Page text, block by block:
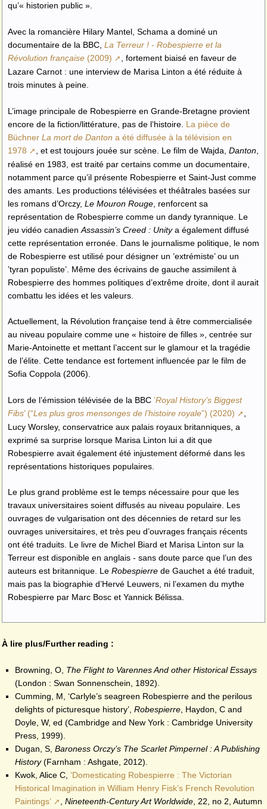
qu’« historien public ».
Avec la romancière Hilary Mantel, Schama a dominé un
documentaire de la BBC, La Terreur ! - Robespierre et la
Révolution française(2009)
, fortement biaisé en faveur de
Lazare Carnot : une interview de Marisa Linton a été réduite à
trois minutes à peine.
L’image principale de Robespierre en Grande-Bretagne provient
encore de la fiction/littérature, pas de l’histoire. La pièce de
Büchner La mort de Danton a été diffusée à la télévision en
1978
, et est toujours jouée sur scène. Le film de Wajda, Danton,
réalisé en 1983, est traité par certains comme un documentaire,
notamment parce qu’il présente Robespierre et Saint-Just comme
des amants. Les productions télévisées et théâtrales basées sur
les romans d’Orczy, Le Mouron Rouge, renforcent sa
représentation de Robespierre comme un dandy tyrannique. Le
jeu vidéo canadien Assassin’s Creed : Unitya également diffusé
cette représentation erronée. Dans le journalisme politique, le nom
de Robespierre est utilisé pour désigner un ’extrémiste’ ou un
’tyran populiste’. Même des écrivains de gauche assimilent à
Robespierre des hommes politiques d’extrême droite, dont il aurait
combattu les idées et les valeurs.
Actuellement, la Révolution française tend à être commercialisée
au niveau populaire comme une « histoire de filles », centrée sur
Marie-Antoinette et mettant l’accent sur le glamour et la tragédie
de l’élite. Cette tendance est fortement influencée par le film de
Sofia Coppola (2006).
Lors de l’émission télévisée de la BBC ’Royal History’s Biggest
Fibs’ (“Les plus gros mensonges de l’histoire royale”) (2020)
Lucy Worsley, conservatrice aux palais royaux britanniques, a
exprimé sa surprise lorsque Marisa Linton lui a dit que
Robespierre avait également été injustement déformé dans les
représentations historiques populaires.
Le plus grand problème est le temps nécessaire pour que les
travaux universitaires soient diffusés au niveau populaire. Les
ouvrages de vulgarisation ont des décennies de retard sur les
ouvrages universitaires, et très peu d’ouvrages français récents
ont été traduits. Le livre de Michel Biard et Marisa Linton sur la
Terreur est disponible en anglais - sans doute parce que l’un des
auteurs est britannique. Le Robespierrede Gauchet a été traduit,
mais pas la biographie d’Hervé Leuwers, ni l’examen du mythe
Robespierre par Marc Bosc et Yannick Bélissa.
À lire plus/Further reading :
Browning, O, The Flight to Varennes And other Historical Essays
(London : Swan Sonnenschein, 1892).
Cumming, M, ‘Carlyle’s seagreen Robespierre and the perilous
delights of picturesque history’, Robespierre, Haydon, C and
Doyle, W, ed (Cambridge and New York : Cambridge University
Press, 1999).
Dugan, S, Baroness Orczy’s The Scarlet Pimpernel : A Publishing
History(Farnham : Ashgate, 2012).
Kwok, Alice C, ’Domesticating Robespierre : The Victorian
Historical Imagination in William Henry Fisk’s French Revolution
Paintings’
Nineteenth-Century Art Worldwide, 22, no 2, Autumn